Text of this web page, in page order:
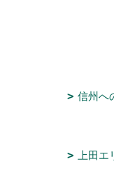
信州へ
上田エ